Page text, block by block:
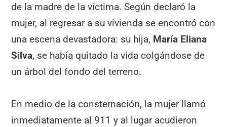
de la madre de la víctima. Según declaró la
mujer, al regresar a su vivienda se encontró con
una escena devastadora: su hija, María Eliana
Silva, se había quitado la vida colgándose de
un árbol del fondo del terreno.
En medio de la consternación, la mujer llamó
inmediatamente al 911 y al lugar acudieron